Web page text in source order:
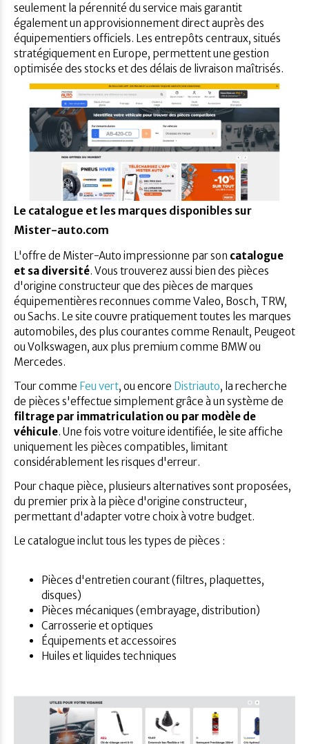
seulement la pérennité du service mais garantit
également un approvisionnement direct auprès des
équipementiers officiels. Les entrepôts centraux, situés
stratégiquement en Europe, permettent une gestion
optimisée des stocks et des délais de livraison maîtrisés.
Le catalogue et les marques disponibles sur
Mister-auto.com
L'offre de Mister-Auto impressionne par son catalogue
et sa diversité. Vous trouverez aussi bien des pièces
d'origine constructeur que des pièces de marques
équipementières reconnues comme Valeo, Bosch, TRW,
ou Sachs. Le site couvre pratiquement toutes les marques
automobiles, des plus courantes comme Renault, Peugeot
ou Volkswagen, aux plus premium comme BMW ou
Mercedes.
Tour comme Feu vert, ou encore Distriauto, la recherche
de pièces s'effectue simplement grâce à un système de
filtrage par immatriculation ou par modèle de
véhicule. Une fois votre voiture identifiée, le site affiche
uniquement les pièces compatibles, limitant
considérablement les risques d'erreur.
Pour chaque pièce, plusieurs alternatives sont proposées,
du premier prix à la pièce d'origine constructeur,
permettant d'adapter votre choix à votre budget.
Le catalogue inclut tous les types de pièces :
Pièces d'entretien courant (filtres, plaquettes,
disques)
Pièces mécaniques (embrayage, distribution)
Carrosserie et optiques
Équipements et accessoires
Huiles et liquides techniques